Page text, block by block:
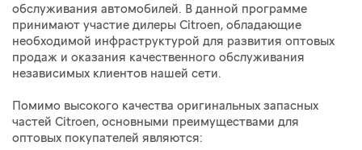
обслуживания автомобилей. В данной программе
принимают участие дилеры Citroen, обладающие
необходимой инфраструктурой для развития оптовых
продаж и оказания качественного обслуживания
независимых клиентов нашей сети.
Помимо высокого качества оригинальных запасных
частей Citroen, основными преимуществами для
оптовых покупателей являются: